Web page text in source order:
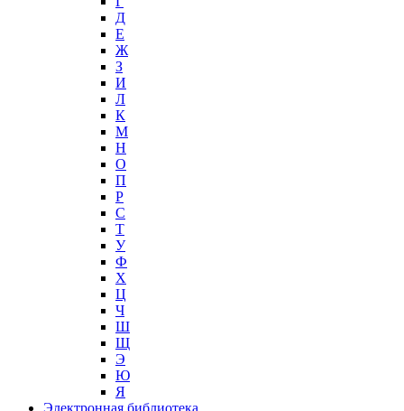
Д
Е
Ж
З
И
Л
К
М
Н
О
П
Р
С
Т
У
Ф
Х
Ц
Ч
Ш
Щ
Э
Ю
Я
Электронная библиотека